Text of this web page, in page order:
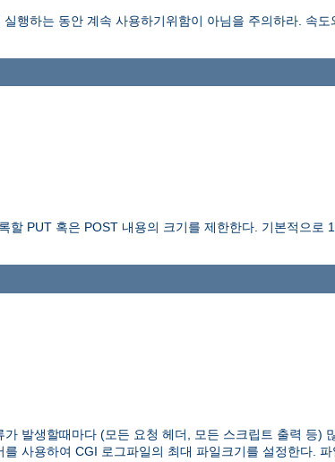
행하는 동안 계속 사용하기위함이 아님을 주의하라. 속
PUT 혹은 POST 내용의 크기를 제한한다. 기본적으로
발생할때마다 (모든 요청 헤더, 모든 스크립트 출력 등)
사용하여 CGI 로그파일의 최대 파일크기를 설정한다.